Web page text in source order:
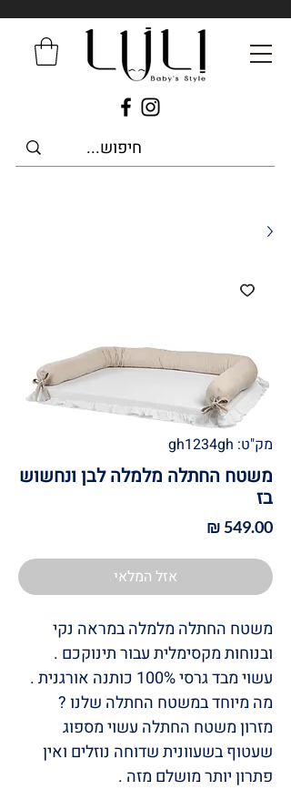
מק"ט: gh1234gh
משטח החתלה מלמלה לבן ונחשוש
בז
אזל המלאי
משטח החתלה מלמלה במראה נקי
ובנוחות מקסימלית עבור תינוקכם .
עשוי מבד גרסי 100% כותנה אורגנית .
מה מיוחד במשטח החתלה שלנו ?
מזרון משטח החתלה עשוי מספוג
שעטוף בשעוונית שדוחה נוזלים ואין
פתרון יותר מושלם מזה .